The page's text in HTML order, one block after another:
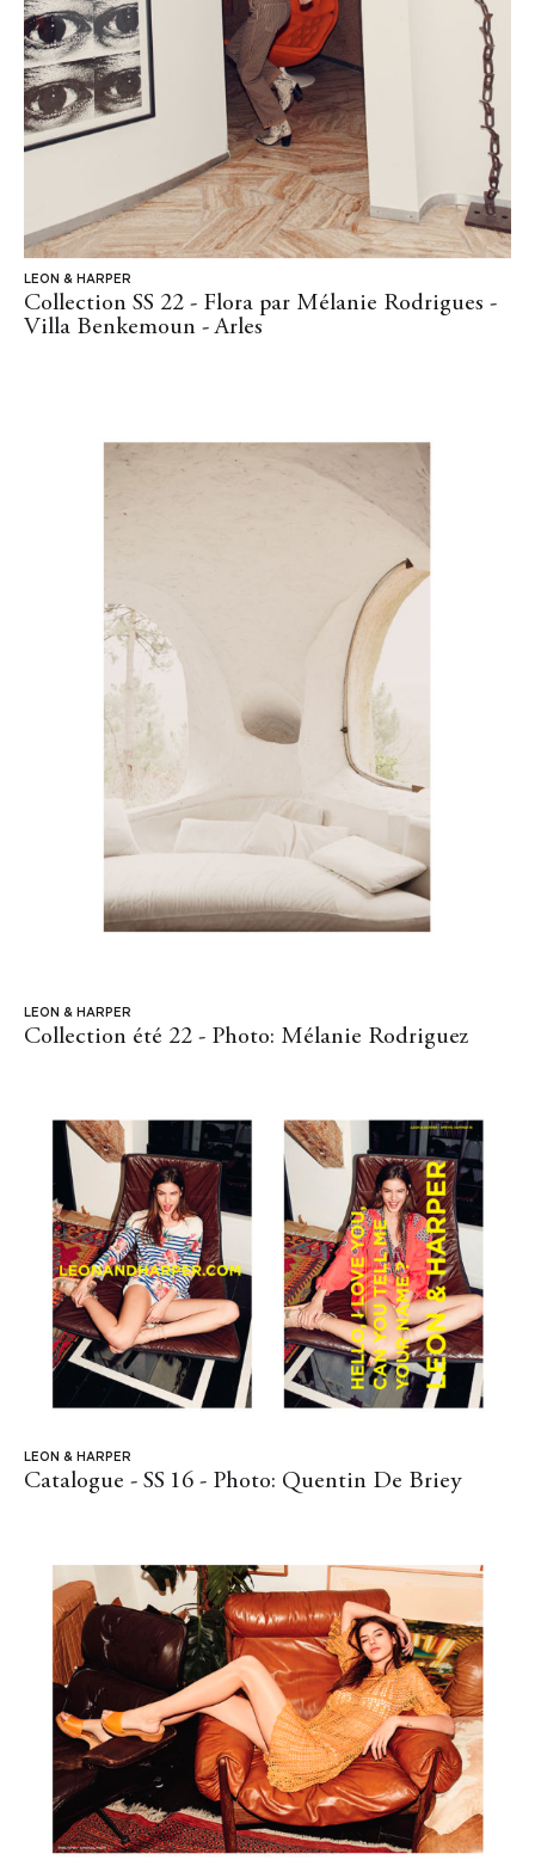
LEON & HARPER
Collection SS 22 - Flora par Mélanie Rodrigues -
Villa Benkemoun - Arles
LEON & HARPER
Collection été 22 - Photo: Mélanie Rodriguez
LEON & HARPER
Catalogue - SS 16 - Photo: Quentin De Briey